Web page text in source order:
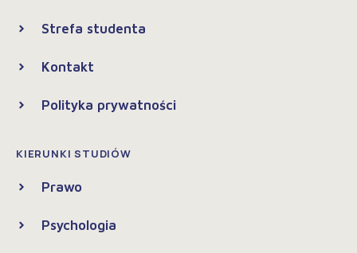
Strefa studenta
Kontakt
Polityka prywatności
KIERUNKI STUDIÓW
Prawo
Psychologia